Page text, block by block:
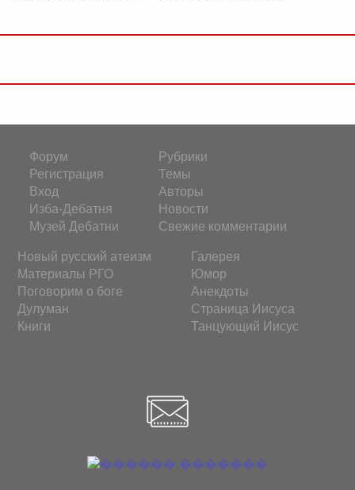
Форум
Регистрация
Вход
Изба-Дебатня
Музей Дебатни
Рубрики
Темы
Авторы
Новости
Свежие комментарии
Новый русский атеизм
Материалы РГО
Поговорим о боге
Дулуман
Книги
Галерея
Юмор
Анекдоты
Страница Иисуса
Танцующий Иисус